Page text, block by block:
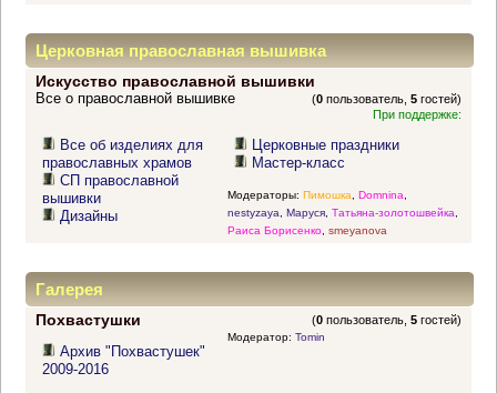
Церковная православная вышивка
Искусство православной вышивки
(0 пользователь,5 гостей)
Все о православной вышивке
При поддержке:
Все об изделиях для
православных храмов
СП православной
вышивки
Дизайны
Церковные праздники
Мастер-класс
Модераторы: Пимошка Domnina
nestyzaya
Маруся, Татьяна-золотошвейка
Раиса Борисенко, smeyanova
Галерея
Похвастушки (0 пользователь,5 гостей)
Архив "Похвастушек"
2009-2016
Модератор: Tomin